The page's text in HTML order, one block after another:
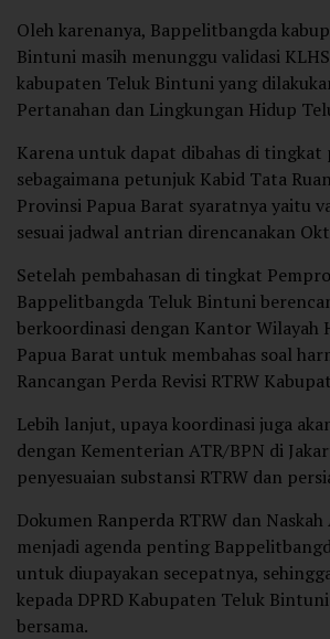
Oleh karenanya, Bappelitbangda
Bintuni masih menunggu validasi
kabupaten Teluk Bintuni yang
Pertanahan dan Lingkungan Hidup
Karena untuk dapat dibahas di tingkat
sebagaimana petunjuk Kabid Tata
Provinsi Papua Barat syaratnya yaitu
sesuai jadwal antrian direncanakan
Setelah pembahasan di tingkat
Bappelitbangda Teluk Bintuni
berkoordinasi dengan Kantor Wilayah
Papua Barat untuk membahas soal
Rancangan Perda Revisi RTRW
Lebih lanjut, upaya koordinasi juga
dengan Kementerian ATR/BPN di
penyesuaian substansi RTRW dan
Dokumen Ranperda RTRW dan
menjadi agenda penting
untuk diupayakan secepatnya,
kepada DPRD Kabupaten Teluk
bersama.